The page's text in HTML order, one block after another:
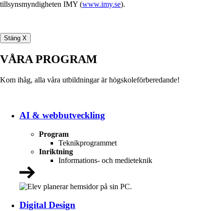
tillsynsmyndigheten IMY (www.imy.se).
Stäng X
VÅRA PROGRAM
Kom ihåg, alla våra utbildningar är högskoleförberedande!
AI & webbutveckling
Program
Teknikprogrammet
Inriktning
Informations- och medieteknik
Digital Design